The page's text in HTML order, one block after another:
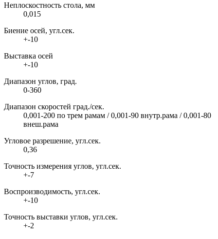
Неплоскостность стола, мм
0,015
Биение осей, угл.сек.
+-10
Выставка осей
+-10
Диапазон углов, град.
0-360
Диапазон скоростей град./сек.
0,001-200 по трем рамам / 0,001-90 внутр.рама / 0,001-80
внеш.рама
Угловое разрешение, угл.сек.
0,36
Точность измерения углов, угл.сек.
+-7
Воспроизводимость, угл.сек.
+-10
Точность выставки углов, угл.сек.
+-2